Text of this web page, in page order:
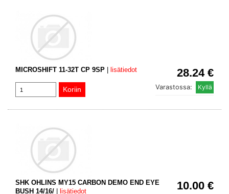
28.24 €
MICROSHIFT 11-32T CP 9SP lisätiedot
Varastossa:
10.00 €
SHK OHLINS MY15 CARBON DEMO END EYE
BUSH 14/16/
lisätiedot